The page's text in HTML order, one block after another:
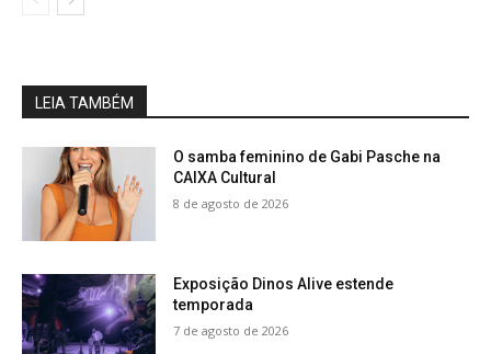
LEIA TAMBÉM
O samba feminino de Gabi Pasche na
CAIXA Cultural
8 de agosto de 2026
Exposição Dinos Alive estende
temporada
7 de agosto de 2026